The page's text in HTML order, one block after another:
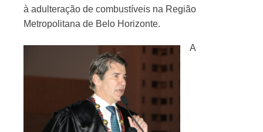
à adulteração de combustíveis na Região
Metropolitana de Belo Horizonte.
A